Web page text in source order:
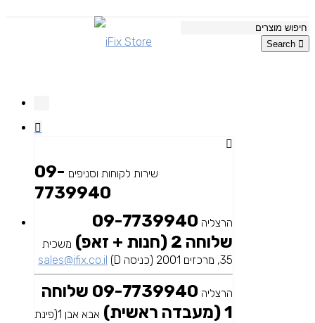
Search
שירות לקוחות וסניפים 09-
7739940
הרצליה 09-7739940
שלוחה 2 (חנות + זאפ)
משכית
35, מרכזים 2001 (כניסה D)
sales@ifix.co.il
הרצליה
09-7739940 שלוחה
1 (מעבדה ראשית)
אבא אבן 1(פינת